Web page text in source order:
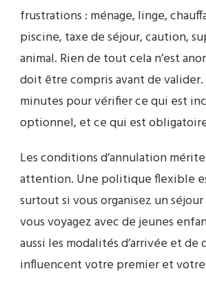
frustrations : ménage, linge,
piscine, taxe de séjour, caution,
animal. Rien de tout cela n’est
doit être compris avant de
minutes pour vérifier ce qui est
optionnel, et ce qui est
Les conditions d’annulation
attention. Une politique flexible
surtout si vous organisez un
vous voyagez avec de jeunes
aussi les modalités d’arrivée et de
influencent votre premier et